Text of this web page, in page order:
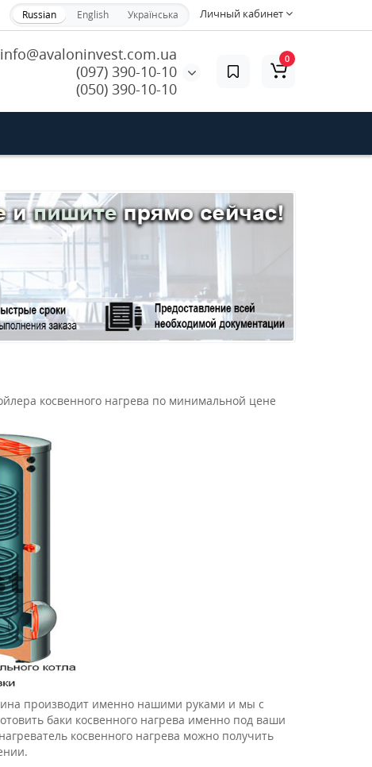
Личный кабинет
Russian English Українська
info@avaloninvest.com.ua
(097) 390-10-10
(050) 390-10-10
0
косвенного нагрева по минимальной цене
производит именно нашими руками и мы с
баки косвенного нагрева именно под ваши
косвенного нагрева можно получить